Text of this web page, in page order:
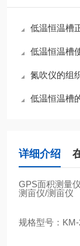
低温恒温槽正
低温恒温槽
氮吹仪的组
低温恒温槽
详细介绍
GPS面积测量仪
测亩仪/测亩仪
规格型号：